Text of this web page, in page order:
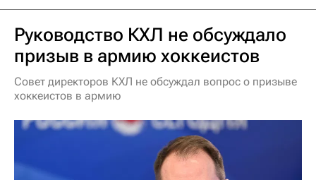
Руководство КХЛ не обсуждало
призыв в армию хоккеистов
Совет директоров КХЛ не обсуждал вопрос о призыве
хоккеистов в армию